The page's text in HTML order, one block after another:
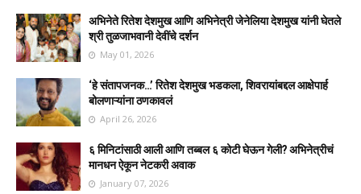
अभिनेते रितेश देशमुख आणि अभिनेत्री जेनेलिया देशमुख यांनी घेतले
श्री तुळजाभवानी देवींचे दर्शन
May 01, 2026
‘हे संतापजनक…’ रितेश देशमुख भडकला, शिवरायांबद्दल आक्षेपार्ह
बोलणाऱ्यांना ठणकावलं
April 26, 2026
६ मिनिटांसाठी आली आणि तब्बल ६ कोटी घेऊन गेली? अभिनेत्रीचं
मानधन ऐकून नेटकरी अवाक
January 07, 2026